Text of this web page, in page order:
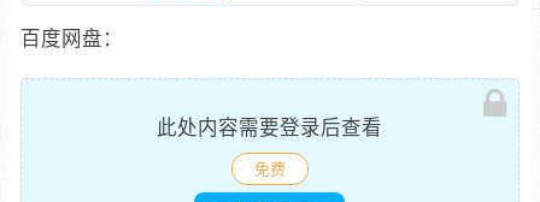
百度网盘：
此处内容需要登录后查看
免费